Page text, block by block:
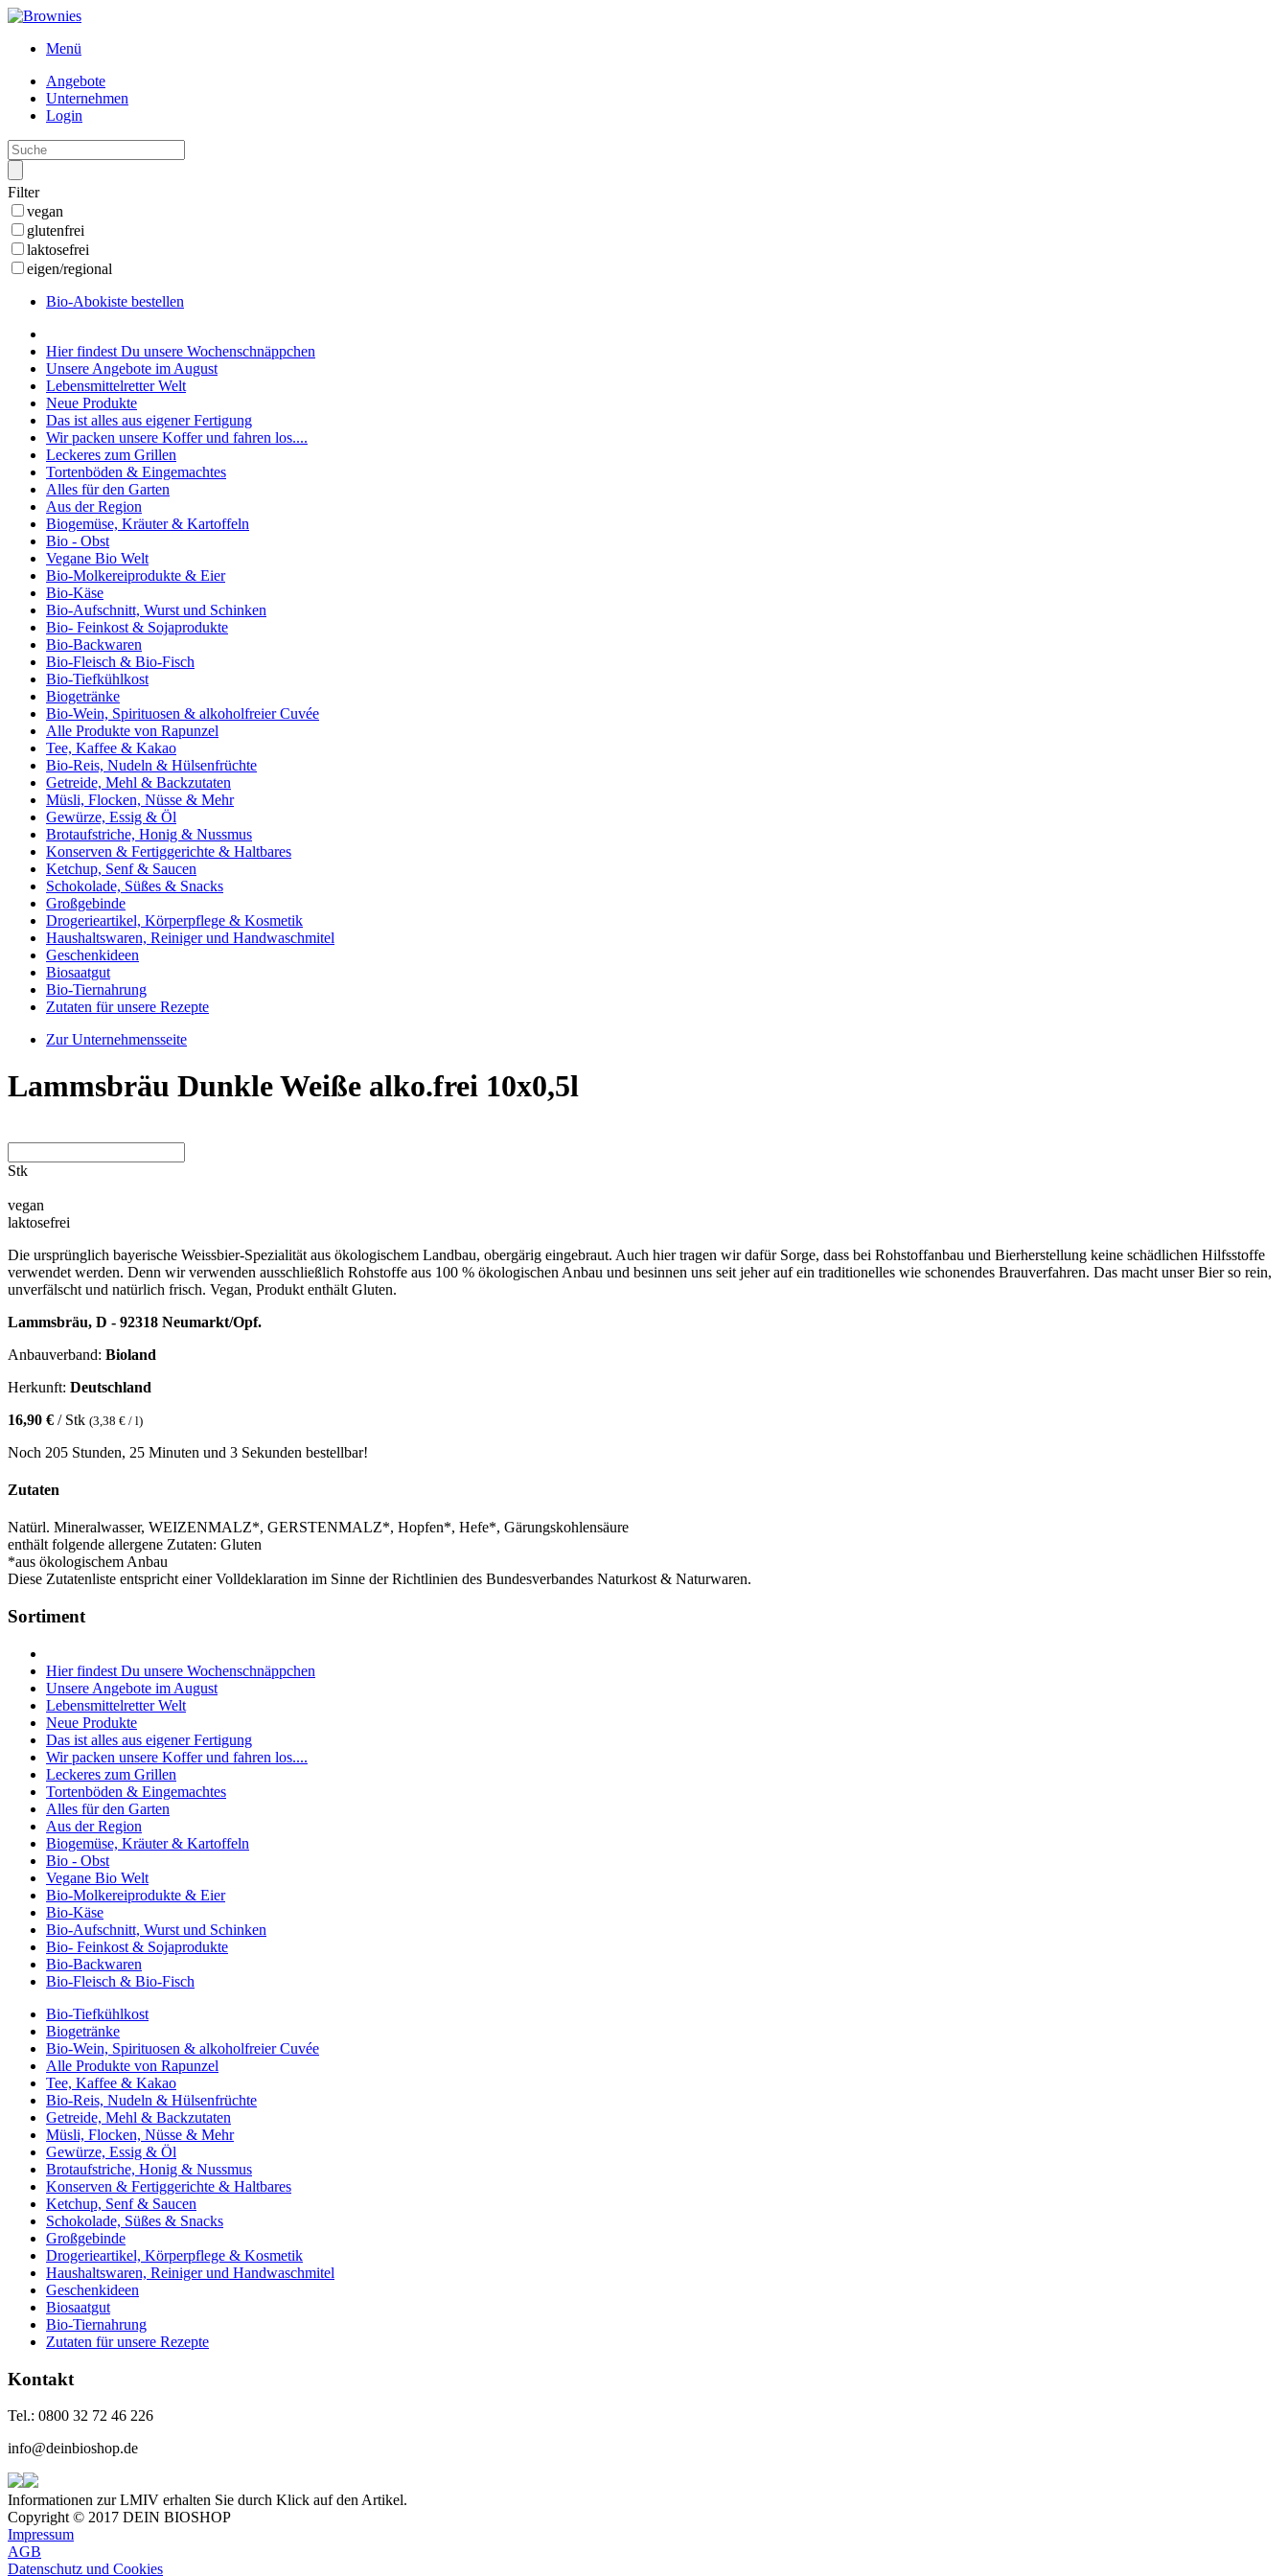
Menü
Angebote
Unternehmen
Login
Filter
vegan
glutenfrei
laktosefrei
eigen/regional
Bio-Abokiste bestellen
Hier findest Du unsere Wochenschnäppchen
Unsere Angebote im August
Lebensmittelretter Welt
Neue Produkte
Das ist alles aus eigener Fertigung
Wir packen unsere Koffer und fahren los....
Leckeres zum Grillen
Tortenböden & Eingemachtes
Alles für den Garten
Aus der Region
Biogemüse, Kräuter & Kartoffeln
Bio - Obst
Vegane Bio Welt
Bio-Molkereiprodukte & Eier
Bio-Käse
Bio-Aufschnitt, Wurst und Schinken
Bio- Feinkost & Sojaprodukte
Bio-Backwaren
Bio-Fleisch & Bio-Fisch
Bio-Tiefkühlkost
Biogetränke
Bio-Wein, Spirituosen & alkoholfreier Cuvée
Alle Produkte von Rapunzel
Tee, Kaffee & Kakao
Bio-Reis, Nudeln & Hülsenfrüchte
Getreide, Mehl & Backzutaten
Müsli, Flocken, Nüsse & Mehr
Gewürze, Essig & Öl
Brotaufstriche, Honig & Nussmus
Konserven & Fertiggerichte & Haltbares
Ketchup, Senf & Saucen
Schokolade, Süßes & Snacks
Großgebinde
Drogerieartikel, Körperpflege & Kosmetik
Haushaltswaren, Reiniger und Handwaschmitel
Geschenkideen
Biosaatgut
Bio-Tiernahrung
Zutaten für unsere Rezepte
Zur Unternehmensseite
Lammsbräu Dunkle Weiße alko.frei 10x0,5l
Stk
vegan
laktosefrei
Die ursprünglich bayerische Weissbier-Spezialität aus ökologischem Landbau, obergärig eingebraut. Auch hier tragen wir dafür Sorge, dass bei Rohstoffanbau und Bierherstellung keine schädlichen Hilfsstoffe
verwendet werden. Denn wir verwenden ausschließlich Rohstoffe aus 100 % ökologischen Anbau und besinnen uns seit jeher auf ein traditionelles wie schonendes Brauverfahren. Das macht unser Bier so rein,
unverfälscht und natürlich frisch. Vegan, Produkt enthält Gluten.
Lammsbräu, D - 92318 Neumarkt/Opf.
Anbauverband: Bioland
Herkunft: Deutschland
16,90 € / Stk (3,38 € / l)
Noch 205 Stunden, 25 Minuten und 3 Sekunden bestellbar!
Zutaten
Natürl. Mineralwasser, WEIZENMALZ*, GERSTENMALZ*, Hopfen*, Hefe*, Gärungskohlensäure
enthält folgende allergene Zutaten: Gluten
*aus ökologischem Anbau
Diese Zutatenliste entspricht einer Volldeklaration im Sinne der Richtlinien des Bundesverbandes Naturkost & Naturwaren.
Sortiment
Hier findest Du unsere Wochenschnäppchen
Unsere Angebote im August
Lebensmittelretter Welt
Neue Produkte
Das ist alles aus eigener Fertigung
Wir packen unsere Koffer und fahren los....
Leckeres zum Grillen
Tortenböden & Eingemachtes
Alles für den Garten
Aus der Region
Biogemüse, Kräuter & Kartoffeln
Bio - Obst
Vegane Bio Welt
Bio-Molkereiprodukte & Eier
Bio-Käse
Bio-Aufschnitt, Wurst und Schinken
Bio- Feinkost & Sojaprodukte
Bio-Backwaren
Bio-Fleisch & Bio-Fisch
Bio-Tiefkühlkost
Biogetränke
Bio-Wein, Spirituosen & alkoholfreier Cuvée
Alle Produkte von Rapunzel
Tee, Kaffee & Kakao
Bio-Reis, Nudeln & Hülsenfrüchte
Getreide, Mehl & Backzutaten
Müsli, Flocken, Nüsse & Mehr
Gewürze, Essig & Öl
Brotaufstriche, Honig & Nussmus
Konserven & Fertiggerichte & Haltbares
Ketchup, Senf & Saucen
Schokolade, Süßes & Snacks
Großgebinde
Drogerieartikel, Körperpflege & Kosmetik
Haushaltswaren, Reiniger und Handwaschmitel
Geschenkideen
Biosaatgut
Bio-Tiernahrung
Zutaten für unsere Rezepte
Kontakt
Tel.: 0800 32 72 46 226
info@deinbioshop.de
Informationen zur LMIV erhalten Sie durch Klick auf den Artikel.
Copyright © 2017 DEIN BIOSHOP
Impressum
AGB
Datenschutz und Cookies